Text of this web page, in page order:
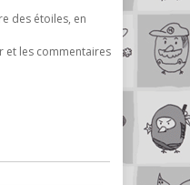
des étoiles, en
et les commentaires